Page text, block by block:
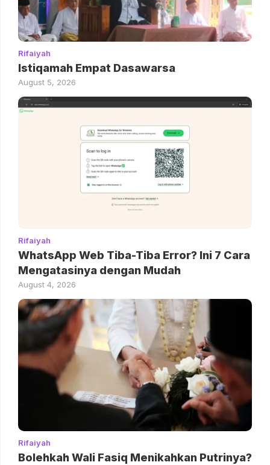
Rifaiyah
Istiqamah Empat Dasawarsa
August 5, 2026
Rifaiyah
WhatsApp Web Tiba-Tiba Error? Ini 7 Cara
Mengatasinya dengan Mudah
August 4, 2026
Rifaiyah
Bolehkah Wali Fasiq Menikahkan Putrinya?